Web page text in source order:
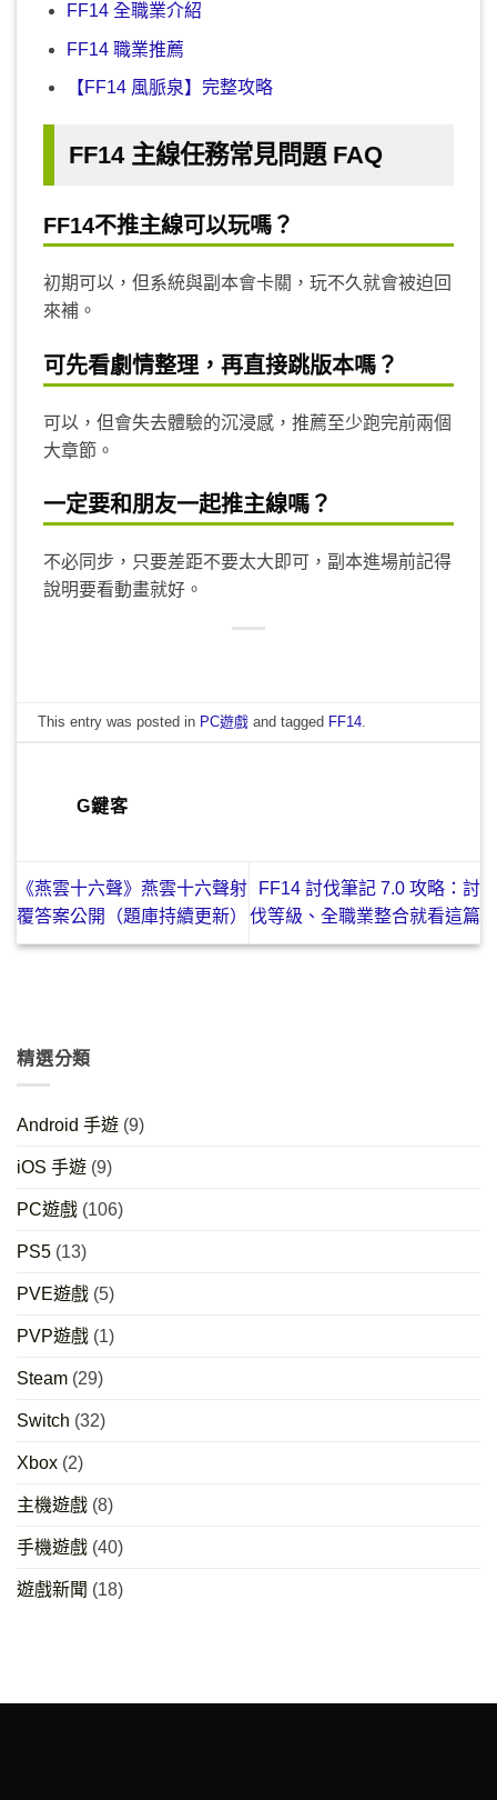
FF14 全職業介紹
FF14 職業推薦
【FF14 風脈泉】完整攻略
FF14 主線任務常見問題 FAQ
FF14不推主線可以玩嗎？
初期可以，但系統與副本會卡關，玩不久就會被迫回
來補。
可先看劇情整理，再直接跳版本嗎？
可以，但會失去體驗的沉浸感，推薦至少跑完前兩個
大章節。
一定要和朋友一起推主線嗎？
不必同步，只要差距不要太大即可，副本進場前記得
說明要看動畫就好。
This entry was posted in PC遊戲 and tagged FF14
G鍵客
《燕雲十六聲》燕雲十六聲射
覆答案公開（題庫持續更新）
FF14 討伐筆記 7.0 攻略：討
伐等級、全職業整合就看這篇
精選分類
Android 手遊 (9)
iOS 手遊 (9)
PC遊戲 (106)
PS5 (13)
PVE遊戲 (5)
PVP遊戲 (1)
Steam (29)
Switch (32)
Xbox (2)
主機遊戲 (8)
手機遊戲 (40)
遊戲新聞 (18)